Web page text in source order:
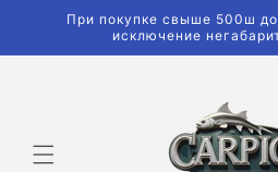
При покупке свыше 500ш
исключение